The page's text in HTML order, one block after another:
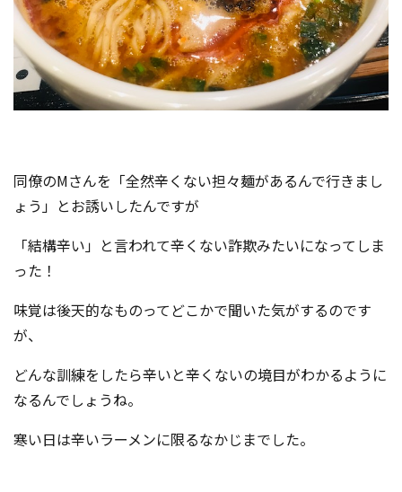
ログイン
同僚のMさんを「全然辛くない担々麺があるんで行きまし
ょう」とお誘いしたんですが
「結構辛い」と言われて辛くない詐欺みたいになってしま
った！
味覚は後天的なものってどこかで聞いた気がするのです
が、
どんな訓練をしたら辛いと辛くないの境目がわかるように
なるんでしょうね。
寒い日は辛いラーメンに限るなかじまでした。